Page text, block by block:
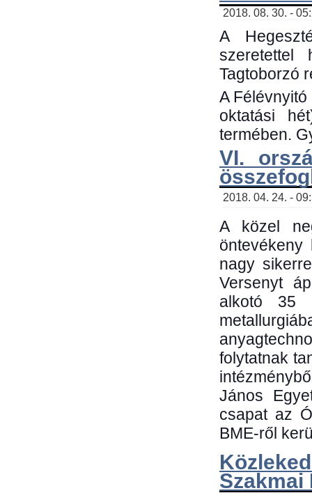
2018. 08. 30. -
A
szeretettel
Tagtoborzó
A
oktatási
termében.
VI.
2018. 04. 24. -
A közel
nagy
Versenyt
alkotó 35
folytatnak
János
csapat az
BME-ről
Szakmai